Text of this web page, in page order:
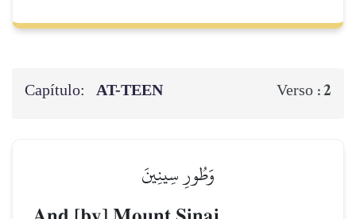
Capítulo: AT-TEEN Verso :2
وَطُورِ سِينِينَ